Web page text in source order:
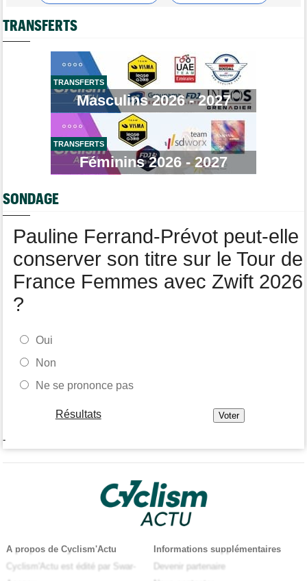
Lars Boom : "Célia Géry dit qu'elle n'a rien fait de mal"
Lorena Wiebes va ramener le maillot vert à Nice !
Tour de Pologne
Stefan Küng la 7e étape, Brenner le général... jackpot pour
Romain Bardet hospitalisé après une chute dans la descente du
Mont Ventoux
Tour de Pologne
Louis Barré, son 1er succès chez les pros : "J'étais déterminé"
Tour de France Femmes
Casque ABUS
TRANSFERTS
TRANSFERTS
Masculins 2026 - 2027
TRANSFERTS
Féminins 2026 - 2027
SONDAGE
Pauline Ferrand-Prévot peut-elle
conserver son titre sur le Tour de
France Femmes avec Zwift 2026
?
Oui
Non
Ne se prononce pas
Résultats
-
A propos de Cyclism'Actu
Cyclism'Actu est édité par Swar-
Informations supplémentaires
Devenir partenaire